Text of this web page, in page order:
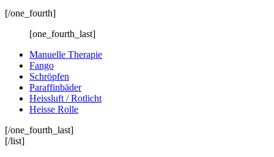
[/one_fourth]
[one_fourth_last]
Manuelle Therapie
Fango
Schröpfen
Paraffinbäder
Heissluft / Rotlicht
Heisse Rolle
[/one_fourth_last]
[/list]